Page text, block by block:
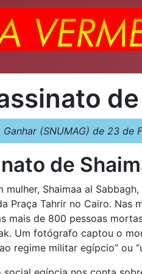
(SNUMAG) de 23 de
de
Shaimaa al
Praça Tahrir no Cairo. Nas
mais de 800 pessoas
Um fotógrafo captou o
regime militar egípcio” ou